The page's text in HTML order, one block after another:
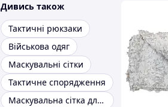
Дивись також
Тактичні рюкзаки
Військова одяг
Маскувальні сітки
Тактичне спорядження
Маскувальна сітка для машини